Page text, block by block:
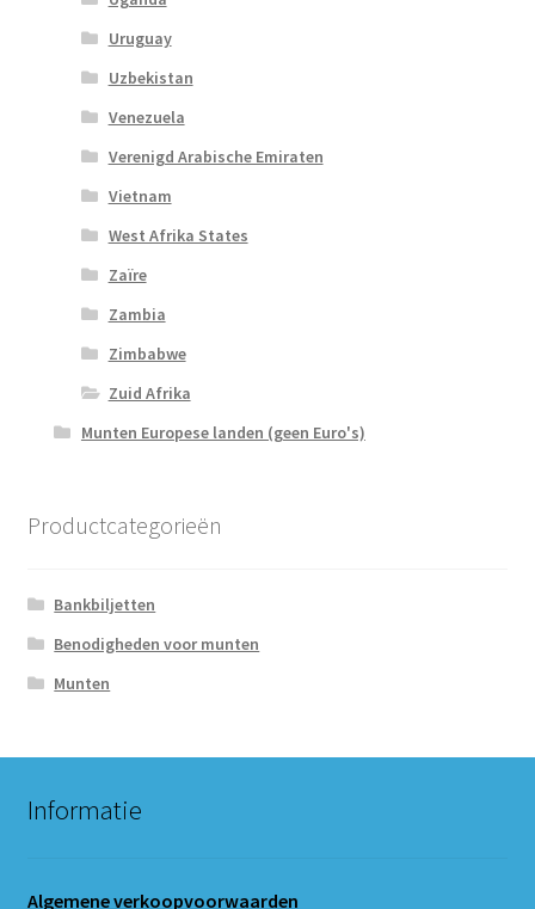
Uruguay
Uzbekistan
Venezuela
Verenigd Arabische Emiraten
Vietnam
West Afrika States
Zaïre
Zambia
Zimbabwe
Zuid Afrika
Munten Europese landen (geen Euro's)
Productcategorieën
Bankbiljetten
Benodigheden voor munten
Munten
Informatie
Algemene verkoopvoorwaarden